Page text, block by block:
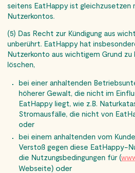
seitens EatHappy ist gleichzusetzen
Nutzerkontos.
(5) Das Recht zur Kündigung aus
unberührt. EatHappy hat
Nutzerkonto aus wichtigem Grund zu
löschen,
bei einer anhaltenden
höherer Gewalt, die nicht im
EatHappy liegt, wie z.B.
Stromausfälle, die nicht von
oder
bei einem anhaltenden vom
Verstoß gegen diese EatHappy-
die Nutzungsbedingungen für (
Webseite) oder